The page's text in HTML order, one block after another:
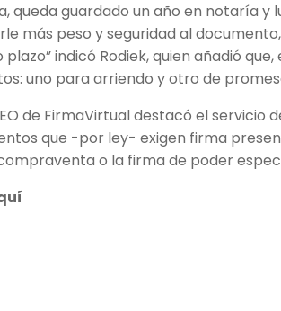
queda guardado un año en notaría y
más peso y seguridad al
indicó Rodiek, quien añadió
uno para arriendo y otro de
de FirmaVirtual destacó el servicio
que -por ley- exigen firma
o la firma de poder